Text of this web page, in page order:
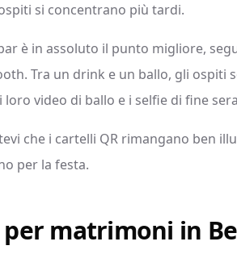
si concentrano più tardi.
è in assoluto il punto migliore,
Tra un drink e un ballo, gli ospiti
loro video di ballo e i selfie di fine
che i cartelli QR rimangano ben
per la festa.
matrimoni in